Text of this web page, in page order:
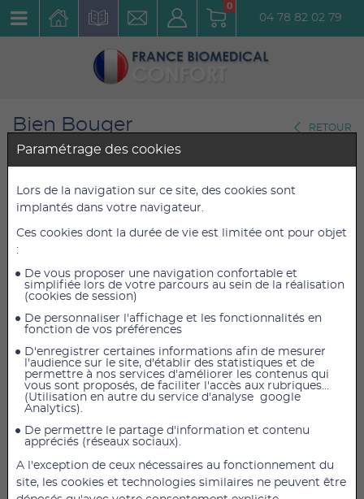
0
04 78 82 02 79
Bien Bouger
Chaussettes de Pilates
RETOUR
Chaussettes antidérapantes
Toesox Full Toe Lowrise
Raspberry - S (36 - 38,5)
14,50 €
12,08 € HT 12,08 €HT
AJOUTER AU PANIER
Découvrez nos chaussettes antidérapantes Lowrise
Full Toe de la marque Toesox.
Elles sont équipées de picots en silicone afin
d'améliorer votre stabilité lors de l'exécution de vos
Paramétrage des cookies
Lors de la navigation sur ce site, des cookies sont
implantés dans votre navigateur.
Ces cookies dont la durée de vie est limitée ont pour objet
:
De vous proposer une navigation confortable et
simplifiée lors de votre parcours au sein de la réalisation
(cookies de session)
De personnaliser l'affichage et les fonctionnalités en
fonction de vos préférences
D'enregistrer certaines informations afin de mesurer
l'audience sur le site, d'établir des statistiques et de
permettre à nos services d'améliorer les contenus qui
vous sont proposés, de faciliter l'accès aux rubriques...
(Utilisation en autre du service d'analyse google
Analytics).
De permettre le partage d'information et contenu
appréciés (réseaux sociaux).
A l'exception de ceux nécessaires au fonctionnement du
site, les cookies et technologies similaires ne peuvent être